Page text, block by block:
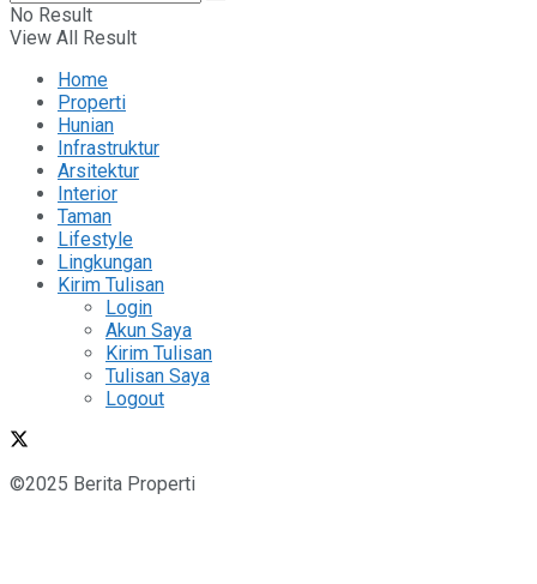
No Result
View All Result
Home
Properti
Hunian
Infrastruktur
Arsitektur
Interior
Taman
Lifestyle
Lingkungan
Kirim Tulisan
Login
Akun Saya
Kirim Tulisan
Tulisan Saya
Logout
©2025 Berita Properti